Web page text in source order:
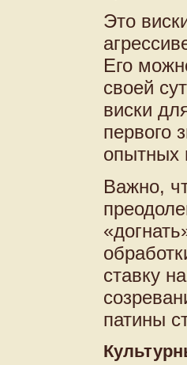
Это
Его
своей
виски
первого
опытных
Важно,
ставку
патины